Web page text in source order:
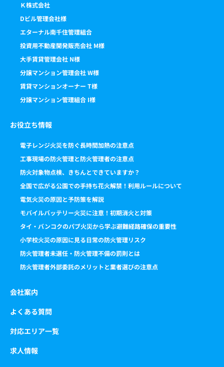
Ｋ株式会社
Dビル管理会社様
エターナル南千住管理組合
投資用不動産開発販売会社 M様
大手賃貸管理会社 N様
分譲マンション管理会社 W様
賃貸マンションオーナー T様
分譲マンション管理組合 I様
お役立ち情報
電子レンジ火災を防ぐ長時間加熱の注意点
工事現場の防火管理と防火管理者の注意点
防火対象物点検、きちんとできていますか？
全国で広がる公園での手持ち花火解禁！利用ルールについて
電気火災の原因と予防策を解説
モバイルバッテリー火災に注意！初期消火と対策
タイ・バンコクのパブ火災から学ぶ避難経路確保の重要性
小学校火災の原因に見る日常の防火管理リスク
防火管理者未選任・防火管理不備の罰則とは
防火管理者外部委託のメリットと業者選びの注意点
会社案内
よくある質問
対応エリア一覧
求人情報